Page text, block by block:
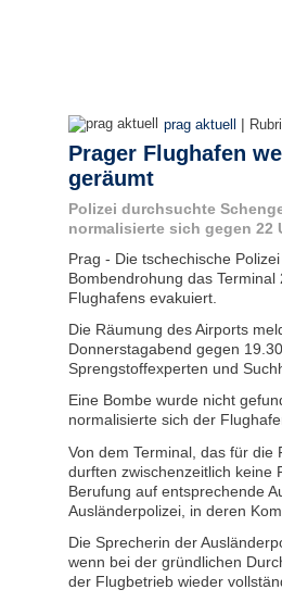
prag aktuell |
Prager Flughafen
geräumt
Polizei durchsuchte
normalisierte sich gegen 22
Prag - Die tschechische
Bombendrohung das
Flughafens evakuiert.
Die Räumung des Airports
Donnerstagabend gegen
Sprengstoffexperten und
Eine Bombe wurde nicht
normalisierte sich der
Von dem Terminal, das für die
durften zwischenzeitlich keine
Berufung auf entsprechende
Ausländerpolizei, in deren
Die Sprecherin der
wenn bei der gründlichen
der Flugbetrieb wieder